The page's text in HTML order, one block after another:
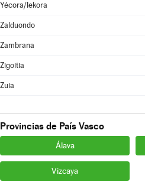
Yécora/Iekora
Zalduondo
Zambrana
Zigoitia
Zuia
Provincias de País Vasco
Álava
Vizcaya